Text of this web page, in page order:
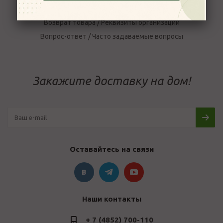
Возврат товара / Реквизиты организации
Вопрос-ответ / Часто задаваемые вопросы
Закажите доставку на дом!
Оставайтесь на связи
Наши контакты
+ 7 (4852) 700-110